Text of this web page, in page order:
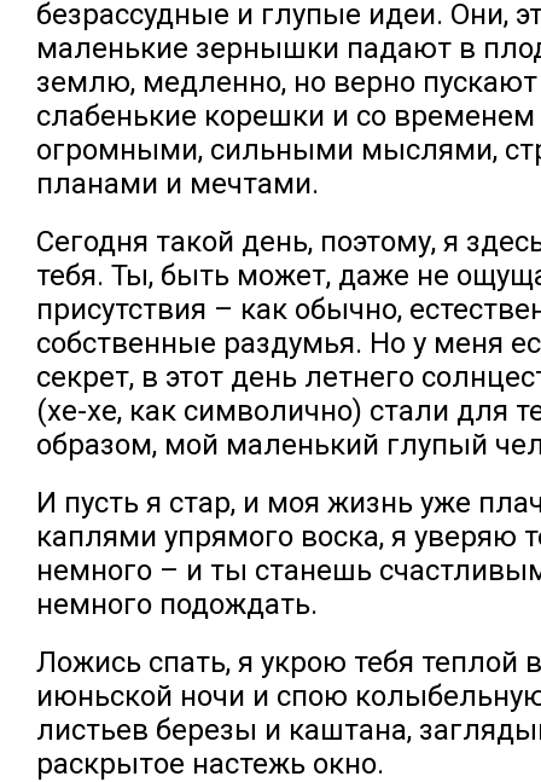
безрассудные и глупые идеи. Они,
маленькие зернышки падают в
землю, медленно, но верно
слабенькие корешки и со временем
огромными, сильными мыслями,
планами и мечтами.
Сегодня такой день, поэтому, я
тебя. Ты, быть может, даже не
присутствия – как обычно,
собственные раздумья. Но у меня
секрет, в этот день летнего
(хе-хе, как символично) стали для
образом, мой маленький глупый
И пусть я стар, и моя жизнь уже
каплями упрямого воска, я уверяю
немного – и ты станешь
немного подождать.
Ложись спать, я укрою тебя теплой
июньской ночи и спою
листьев березы и каштана,
раскрытое настежь окно.